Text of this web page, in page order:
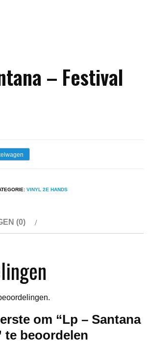
– Festival
VINYL 2E HANDS
(0)
om “Lp – Santana
te beoordelen